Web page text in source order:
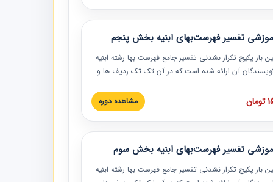
تفسیر فهرست‌بهای ابنیه بخش پنجم
بار پکیج تکرار نشدنی تفسیر جامع فهرست بها رشته ابنیه
نویسندگان آن ارائه شده است که در آن تک تک ردیف ها و
و به همراه تصاویر عملیات اجرایی مرتبط با ردیف های
بها ارائه شده است. این دوره با کلام مهندس
مدیر پروژه مهندسی مشاور در امر بازنگری فهرست
حال فعالیت هستند حتما توصیه می کنیم از مطالب این
نمایند.
مشاهده دوره
تفسیر فهرست‌بهای ابنیه بخش سوم
بار پکیج تکرار نشدنی تفسیر جامع فهرست بها رشته ابنیه